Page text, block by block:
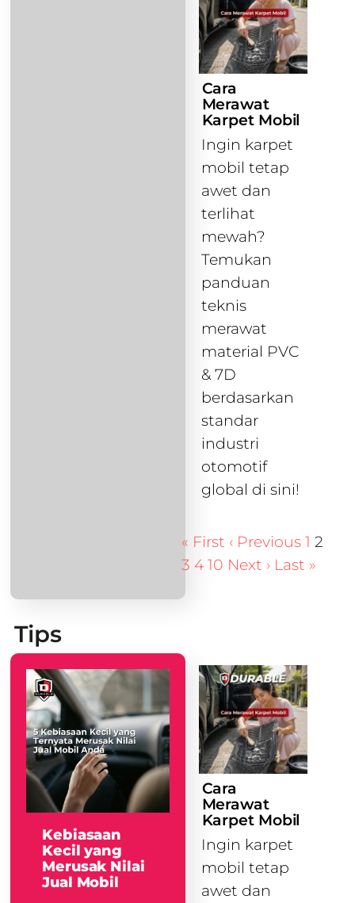
Cara
Merawat
Karpet Mobil
Ingin karpet
mobil tetap
awet dan
terlihat
mewah?
Temukan
panduan
teknis
merawat
material PVC
& 7D
berdasarkan
standar
industri
otomotif
global di sini!
« First ‹ Previous 1 2
3 4 10 Next › Last »
Tips
Kebiasaan
Kecil yang
Merusak Nilai
Jual Mobil
Cara
Merawat
Karpet Mobil
Ingin karpet
mobil tetap
awet dan